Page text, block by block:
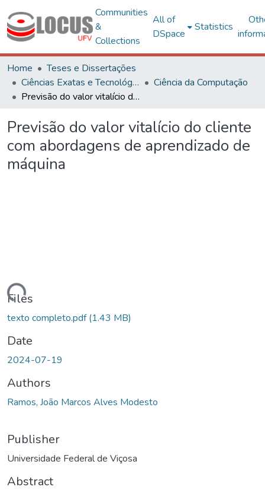
Communities
&
Collections
All of
DSpace
Statistics
Home
Teses e Dissertações
Ciências Exatas e Tecnológicas
Ciência da Computação
Previsão do valor vitalício do cliente com abordagens de aprendizado de máquina
Previsão do valor vitalício do cliente
com abordagens de aprendizado de
máquina
Files
texto completo.pdf(1.43 MB)
Date
2024-07-19
Authors
Ramos, João Marcos Alves Modesto
Publisher
Universidade Federal de Viçosa
Abstract